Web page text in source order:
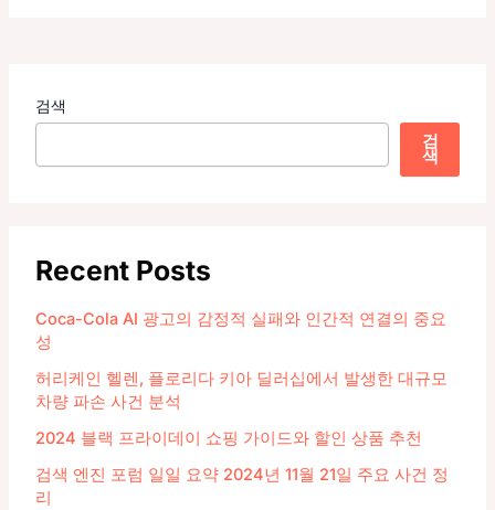
검색
검
색
Recent Posts
Coca-Cola AI 광고의 감정적 실패와 인간적 연결의 중요
성
허리케인 헬렌, 플로리다 키아 딜러십에서 발생한 대규모
차량 파손 사건 분석
2024 블랙 프라이데이 쇼핑 가이드와 할인 상품 추천
검색 엔진 포럼 일일 요약 2024년 11월 21일 주요 사건 정
리